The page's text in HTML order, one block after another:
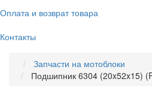
Оплата и возврат товара
Контакты
Запчасти на мотоблоки
Подшипник 6304 (20x52x15)